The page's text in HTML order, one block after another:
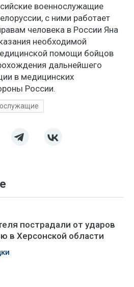
военнослужащие
с ними работает
человека в России Яна
необходимой
помощи бойцов
дальнейшего
в медицинских
России.
пострадали от ударов
в Херсонской области